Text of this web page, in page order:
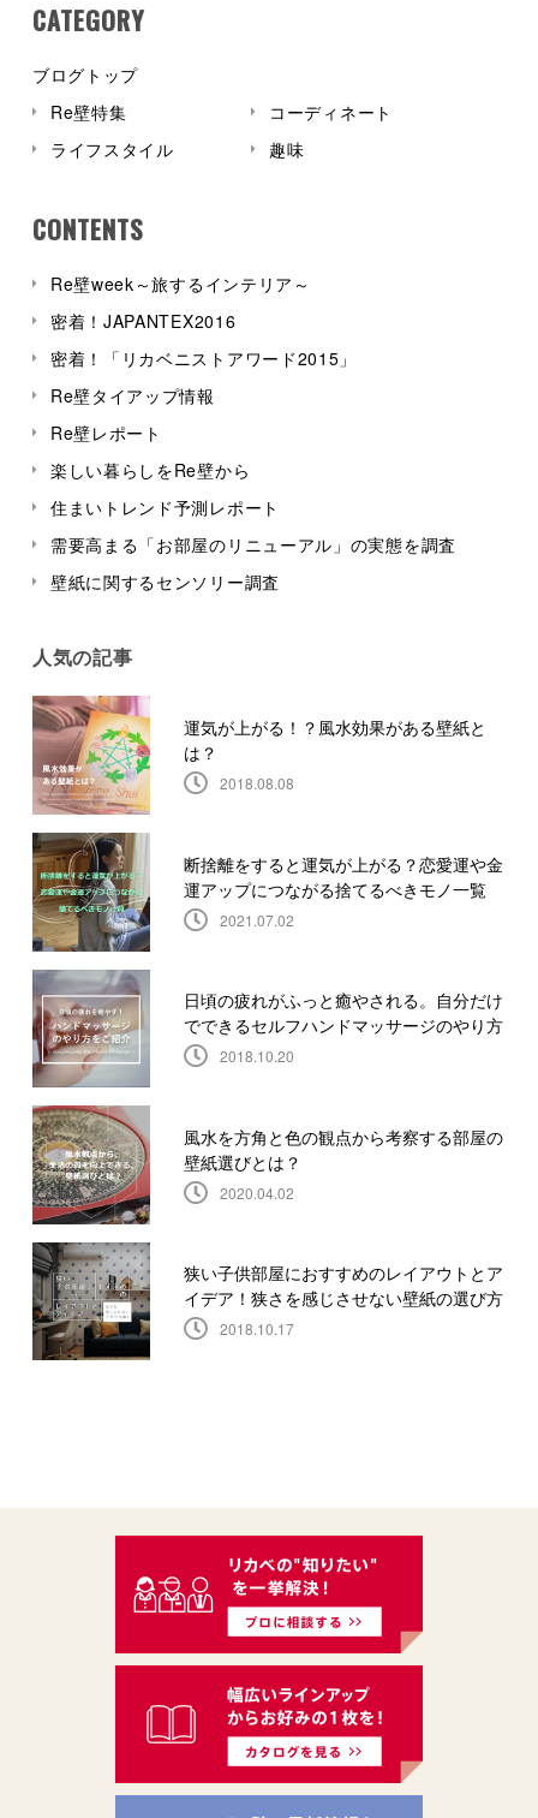
CATEGORY
ブログトップ
Re壁特集
コーディネート
ライフスタイル
趣味
CONTENTS
Re壁week～旅するインテリア～
密着！JAPANTEX2016
密着！「リカベニストアワード2015」
Re壁タイアップ情報
Re壁レポート
楽しい暮らしをRe壁から
住まいトレンド予測レポート
需要高まる「お部屋のリニューアル」の実態を調査
壁紙に関するセンソリー調査
人気の記事
運気が上がる！？風水効果がある壁紙と
は？
2018.08.08
断捨離をすると運気が上がる？恋愛運や金
運アップにつながる捨てるべきモノ一覧
2021.07.02
日頃の疲れがふっと癒やされる。自分だけ
でできるセルフハンドマッサージのやり方
2018.10.20
風水を方角と色の観点から考察する部屋の
壁紙選びとは？
2020.04.02
狭い子供部屋におすすめのレイアウトとア
イデア！狭さを感じさせない壁紙の選び方
2018.10.17